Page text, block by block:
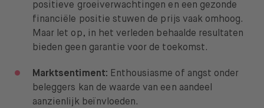
positieve groeiverwachtingen en een gezonde
financiële positie stuwen de prijs vaak omhoog.
Maar let op, in het verleden behaalde resultaten
bieden geen garantie voor de toekomst.
Marktsentiment: Enthousiasme of angst onder
beleggers kan de waarde van een aandeel
aanzienlijk beïnvloeden.